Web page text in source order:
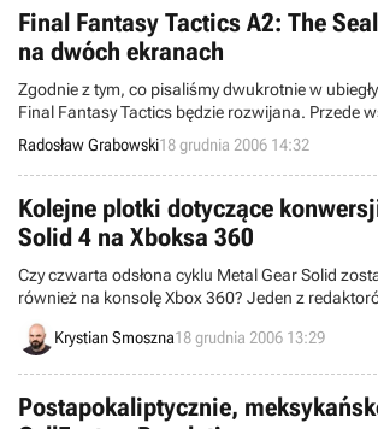
Final Fantasy Tactics A2: The
na dwóch ekranach
Zgodnie z tym, co pisaliśmy dwukrotnie w
Final Fantasy Tactics będzie rozwijana. Przede
zostanie remake pierwotnej wersji FFT, noszący
War i oferujący posiadaczom PlayStation
oprawę graficzną, kreskówkowe sekwencje
dowiedzieliśmy się wreszcie, ku jakiej platformie
zapowiedzianych gier.
Radosław Grabowski18 grudnia 2006 14:32
Kolejne plotki dotyczące
Solid 4 na Xboksa 360
Czy czwarta odsłona cyklu Metal Gear Solid
również na konsolę Xbox 360? Jeden z
magazynu NOOOZ twierdzi, że tak.
Krystian Smoszna18 grudnia 2006 13:29
Postapokaliptycznie,